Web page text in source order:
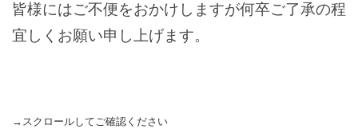
皆様にはご不便をおかけしますが何卒ご了承の程
宜しくお願い申し上げます。